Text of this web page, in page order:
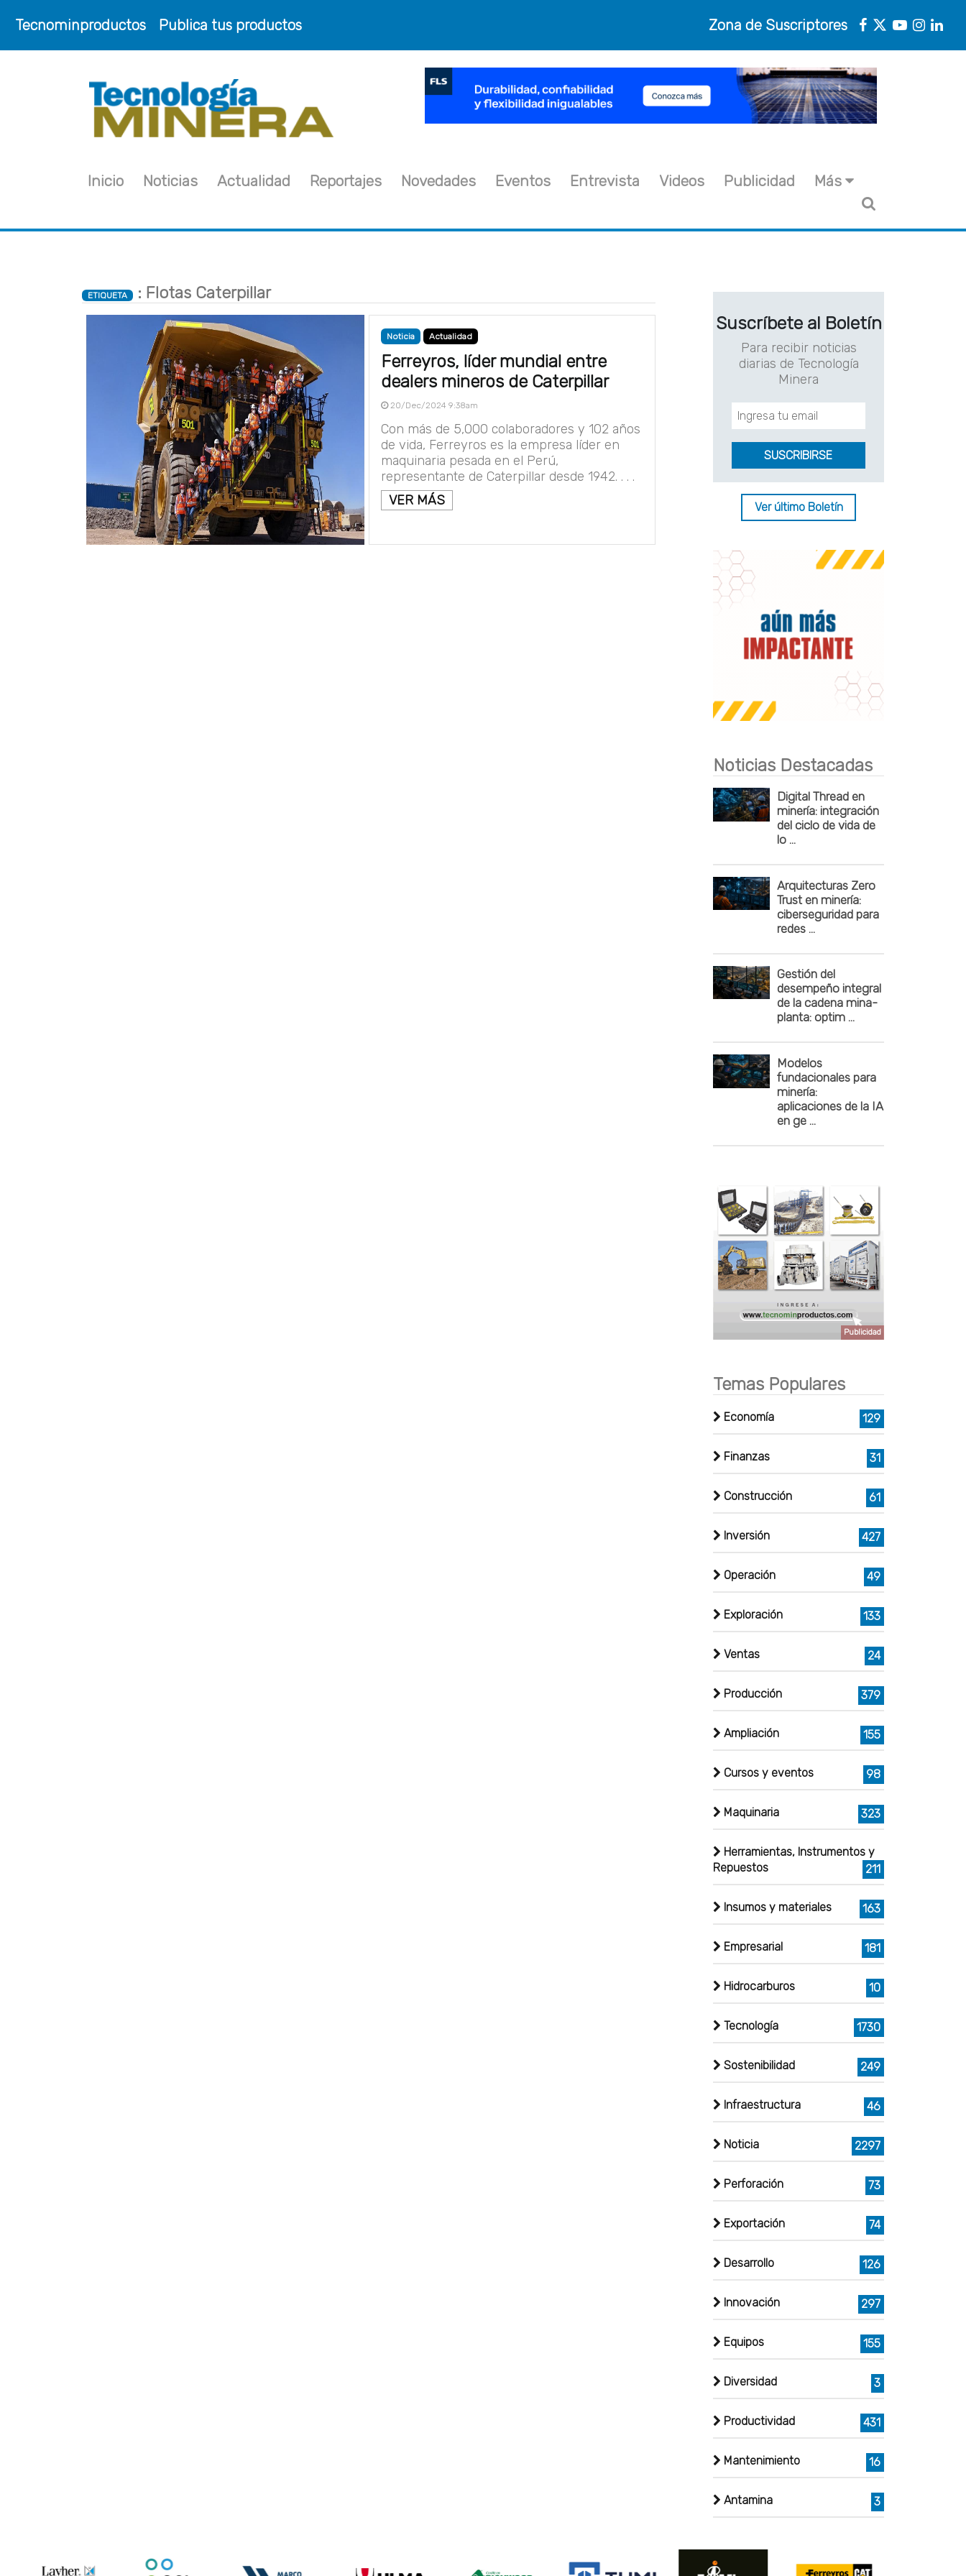
Tecnominproductos Publica tus productos Zona de Suscriptores
Inicio Noticias Actualidad Reportajes Novedades Eventos Entrevista Videos Publicidad Más
ETIQUETA : Flotas Caterpillar
Noticia Actualidad
Ferreyros, líder mundial entre
dealers mineros de Caterpillar
20/Dec/2024 9:38am
Con más de 5,000 colaboradores y 102 años
de vida, Ferreyros es la empresa líder en
maquinaria pesada en el Perú,
representante de Caterpillar desde 1942. . . .
VER MÁS
Suscríbete al Boletín
Para recibir noticias
diarias de Tecnología
Minera
Ver último Boletín
Noticias Destacadas
Digital Thread en
minería: integración
del ciclo de vida de
lo ...
Arquitecturas Zero
Trust en minería:
ciberseguridad para
redes ...
Gestión del
desempeño integral
de la cadena mina-
planta: optim ...
Modelos
fundacionales para
minería:
aplicaciones de la IA
en ge ...
Publicidad
Temas Populares
Economía 129
Finanzas 31
Construcción 61
Inversión 427
Operación 49
Exploración 133
Ventas 24
Producción 379
Ampliación 155
Cursos y eventos 98
Maquinaria 323
Herramientas, Instrumentos y
Repuestos
211
Insumos y materiales 163
Empresarial 181
Hidrocarburos 10
Tecnología 1730
Sostenibilidad 249
Infraestructura 46
Noticia 2297
Perforación 73
Exportación 74
Desarrollo 126
Innovación 297
Equipos 155
Diversidad 3
Productividad 431
Mantenimiento 16
Antamina 3
×